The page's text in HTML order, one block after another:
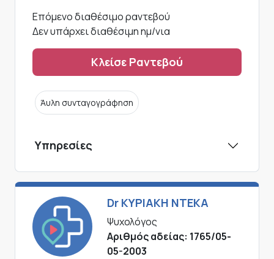
Επόμενο διαθέσιμο ραντεβού
Δεν υπάρχει διαθέσιμη ημ/νια
Κλείσε Ραντεβού
Άυλη συνταγογράφηση
Υπηρεσίες
Dr ΚΥΡΙΑΚΗ ΝΤΕΚΑ
Ψυχολόγος
Αριθμός αδείας: 1765/05-
05-2003